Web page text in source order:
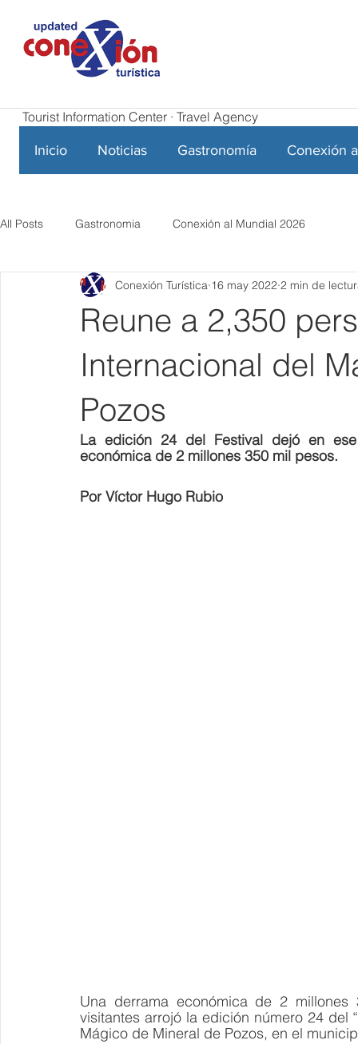
Tourist Information Center · Travel Agency
Inicio Noticias Gastronomía Conexión
All Posts Gastronomia Conexión al Mundial 2026
Reune a 2,350
Internacional del
Pozos
Conexión Turística 16 may 2022 2 min de
La edición 24 del Festival dejó en
económica de 2 millones 350 mil pesos.
Por Víctor Hugo Rubio
Una derrama económica de 2
visitantes arrojó la edición número 24 del
Mágico de Mineral de Pozos, en el